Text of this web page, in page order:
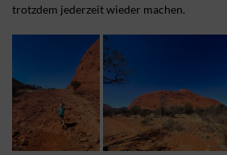
trotzdem jederzeit wieder machen.